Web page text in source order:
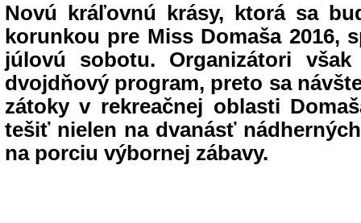
Novú kráľovnú krásy, ktorá sa
korunkou pre Miss Domaša 2016,
júlovú sobotu. Organizátori
dvojdňový program, preto sa
zátoky v rekreačnej oblasti
tešiť nielen na dvanásť
na porciu výbornej zábavy.